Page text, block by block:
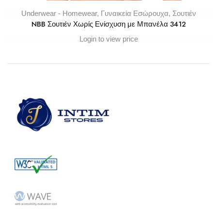
Underwear - Homewear, Γυναικεία Εσώρουχα, Σουτιέν
NBB Σουτιέν Χωρίς Ενίσχυση με Μπανέλα 3412
Login to view price